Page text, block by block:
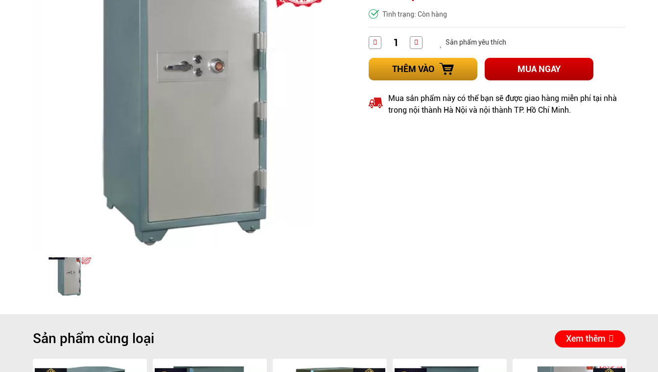
Tình trạng: Còn hàng
Sản phẩm yêu thích
THÊM VÀO MUA NGAY
Mua sản phẩm này có thể bạn sẽ được giao hàng miễn phí tại nhà
trong nội thành Hà Nội và nội thành TP. Hồ Chí Minh.
Sản phẩm cùng loại Xem thêm